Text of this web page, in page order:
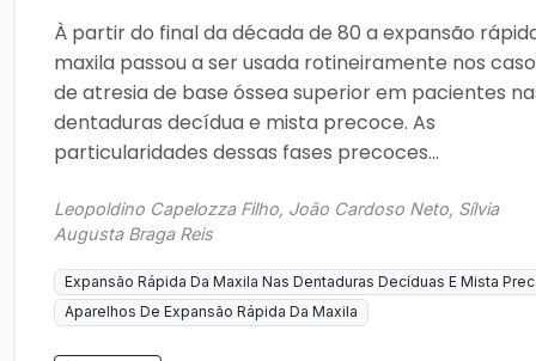
À partir do final da década de 80 a expansão
maxila passou a ser usada rotineiramente nos
de atresia de base óssea superior em pacientes
dentaduras decídua e mista precoce. As
particularidades dessas fases precoces...
Leopoldino Capelozza Filho, João Cardoso Neto, Sílvia
Augusta Braga Reis
Expansão Rápida Da Maxila Nas Dentaduras Decíduas E Mista
Aparelhos De Expansão Rápida Da Maxila